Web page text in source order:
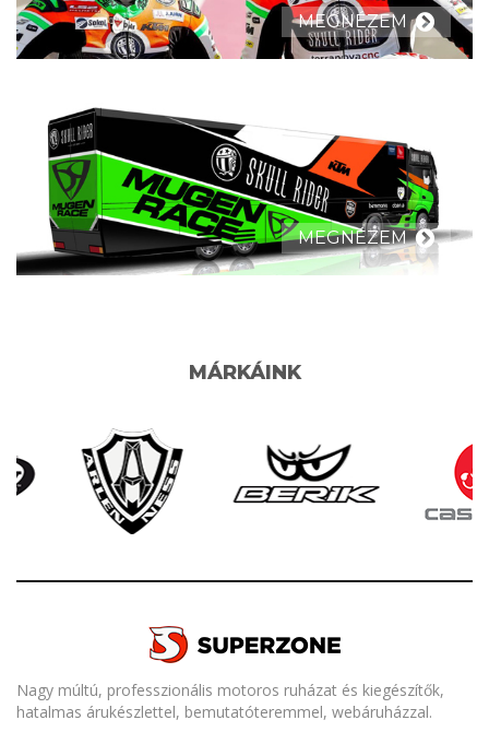
MEGNÉZEM
MEGNÉZEM
MÁRKÁINK
Nagy múltú, professzionális motoros ruházat és kiegészítők,
hatalmas árukészlettel, bemutatóteremmel, webáruházzal.